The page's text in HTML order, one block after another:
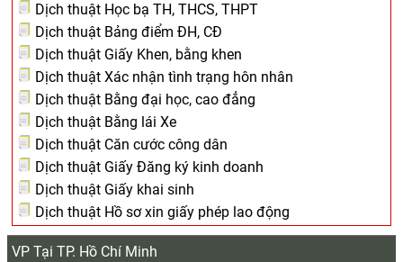
Dịch thuật Học bạ TH, THCS, THPT
Dịch thuật Bảng điểm ĐH, CĐ
Dịch thuật Giấy Khen, bằng khen
Dịch thuật Xác nhận tình trạng hôn nhân
Dịch thuật Bằng đại học, cao đẳng
Dịch thuật Bằng lái Xe
Dịch thuật Căn cước công dân
Dịch thuật Giấy Đăng ký kinh doanh
Dịch thuật Giấy khai sinh
Dịch thuật Hồ sơ xin giấy phép lao động
VP Tại TP. Hồ Chí Minh